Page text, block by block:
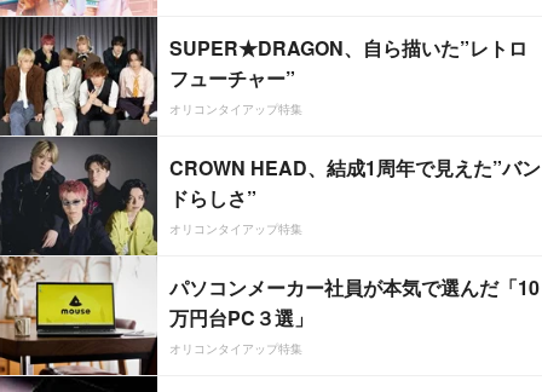
SUPER★DRAGON、自ら描いた”レトロ
フューチャー”
オリコンタイアップ特集
CROWN HEAD、結成1周年で見えた”バン
ドらしさ”
オリコンタイアップ特集
パソコンメーカー社員が本気で選んだ「10
万円台PC３選」
オリコンタイアップ特集